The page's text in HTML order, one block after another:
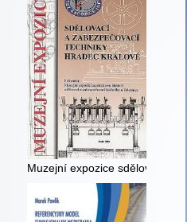
: conceptual design guide
Muzejní expozice sdělovací a